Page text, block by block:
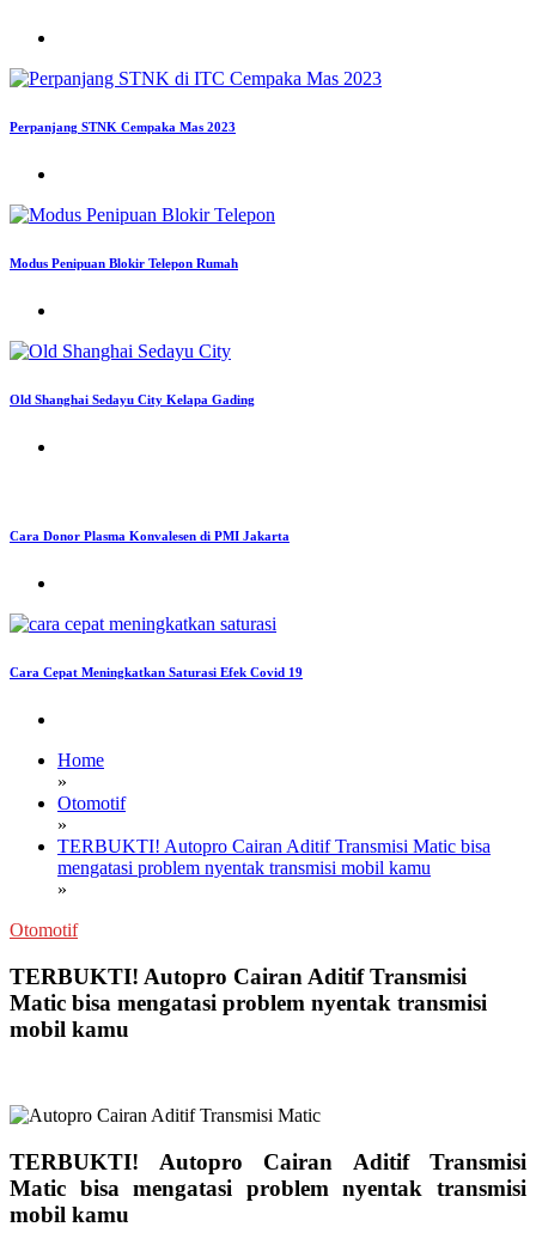
Perpanjang STNK Cempaka Mas 2023
Modus Penipuan Blokir Telepon Rumah
Old Shanghai Sedayu City Kelapa Gading
Cara Donor Plasma Konvalesen di PMI Jakarta
Cara Cepat Meningkatkan Saturasi Efek Covid 19
Home
»
Otomotif
»
TERBUKTI! Autopro Cairan Aditif Transmisi Matic bisa
mengatasi problem nyentak transmisi mobil kamu
»
Otomotif
TERBUKTI! Autopro Cairan Aditif Transmisi
Matic bisa mengatasi problem nyentak transmisi
mobil kamu
TERBUKTI! Autopro Cairan Aditif Transmisi
Matic bisa mengatasi problem nyentak transmisi
mobil kamu